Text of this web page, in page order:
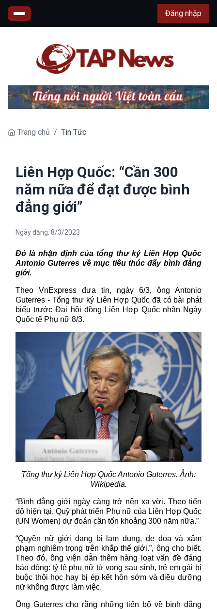
Đăng nhập
Trang chủ / Tin Tức
Liên Hợp Quốc: “Cần 300
năm nữa để đạt được bình
đẳng giới”
Ngày đăng: 8/3/2023
Đó là nhận định của tổng thư ký Liên Hợp Quốc
Antonio Guterres về mục tiêu thúc đẩy bình đẳng
giới.
Theo VnExpress đưa tin, ngày 6/3, ông Antonio
Guterres - Tổng thư ký Liên Hợp Quốc đã có bài phát
biểu trước Đại hội đồng Liên Hợp Quốc nhân Ngày
Quốc tế Phụ nữ 8/3.
Tổng thư ký Liên Hợp Quốc Antonio Guterres. Ảnh:
Wikipedia.
“Bình đẳng giới ngày càng trở nên xa vời. Theo tiến
độ hiện tại, Quỹ phát triển Phụ nữ của Liên Hợp Quốc
(UN Women) dự đoán cần tốn khoảng 300 năm nữa.”
“Quyền nữ giới đang bị lạm dụng, đe dọa và xâm
phạm nghiêm trọng trên khắp thế giới.”, ông cho biết.
Theo đó, ông viện dẫn thêm hàng loạt vấn đề đáng
báo động: tỷ lệ phụ nữ tử vong sau sinh, trẻ em gái bị
buộc thôi học hay bị ép kết hôn sớm và điều dưỡng
nữ không được làm việc.
Ông Guterres cho rằng những tiến bộ về bình đẳng